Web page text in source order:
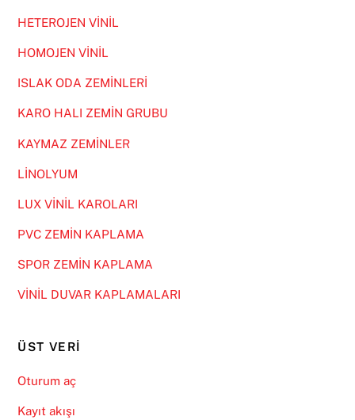
HETEROJEN VİNİL
HOMOJEN VİNİL
ISLAK ODA ZEMİNLERİ
KARO HALI ZEMİN GRUBU
KAYMAZ ZEMİNLER
LİNOLYUM
LUX VİNİL KAROLARI
PVC ZEMİN KAPLAMA
SPOR ZEMİN KAPLAMA
VİNİL DUVAR KAPLAMALARI
ÜST VERI
Oturum aç
Kayıt akışı